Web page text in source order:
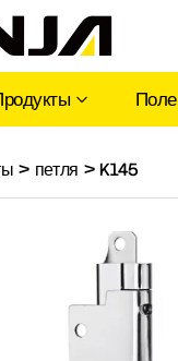
Поле
> петля > K145